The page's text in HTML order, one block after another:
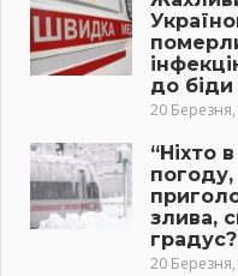
до біди
20 Березня,
“Ніхто
погоду,
злива,
градус?
20 Березня,